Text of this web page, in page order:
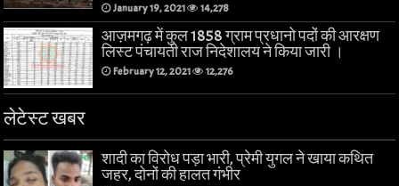
January 19, 2021 14,278
आज़मगढ़ में कुल 1858 ग्राम प्रधानो पदों की आरक्षण
लिस्ट पंचायती राज निदेशालय ने किया जारी ।
February 12, 2021 12,276
लेटेस्ट खबर
शादी का विरोध पड़ा भारी, प्रेमी युगल ने खाया कथित
जहर, दोनों की हालत गंभीर